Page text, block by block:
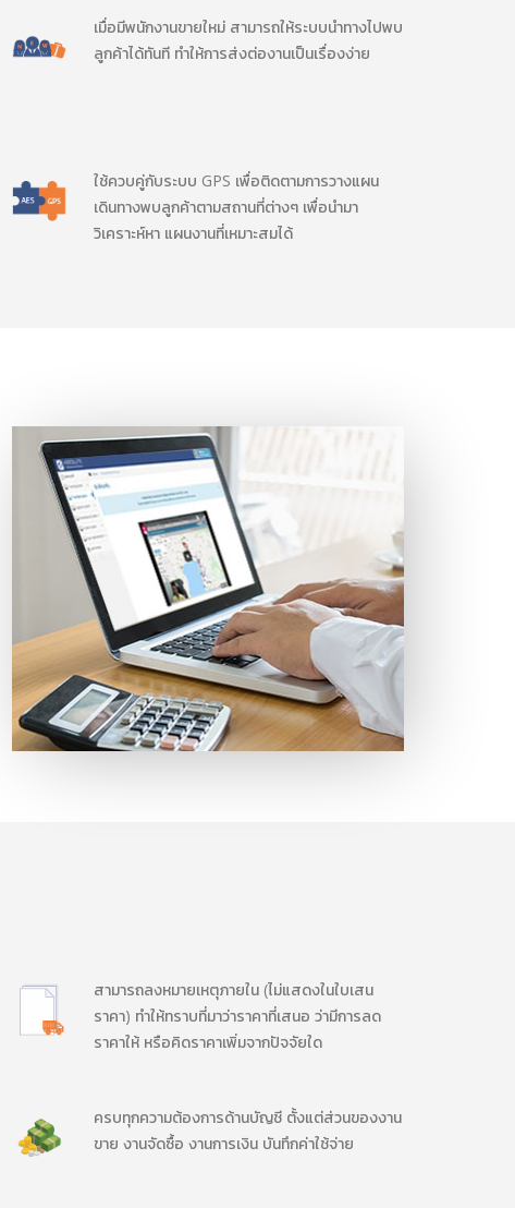
เมื่อมีพนักงานขายใหม่ สามารถให้ระบบนำทางไปพบ
ลูกค้าได้ทันที ทำให้การส่งต่องานเป็นเรื่องง่าย
ใช้ควบคู่กับระบบ GPS เพื่อติดตามการวางแผน
เดินทางพบลูกค้าตามสถานที่ต่างๆ เพื่อนำมา
วิเคราะห์หา แผนงานที่เหมาะสมได้
สามารถลงหมายเหตุภายใน (ไม่แสดงในใบเสน
ราคา) ทำให้ทราบที่มาว่าราคาที่เสนอ ว่ามีการลด
ราคาให้ หรือคิดราคาเพิ่มจากปัจจัยใด
ครบทุกความต้องการด้านบัญชี ตั้งแต่ส่วนของงาน
ขาย งานจัดซื้อ งานการเงิน บันทึกค่าใช้จ่าย